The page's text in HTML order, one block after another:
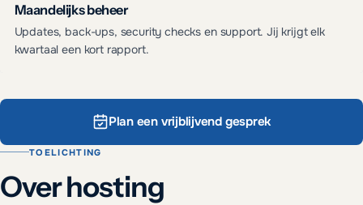
Maandelijks beheer
Updates, back-ups, security checks en support. Jij krijgt elk
kwartaal een kort rapport.
Plan een vrijblijvend gesprek
TOELICHTING
Overhosting